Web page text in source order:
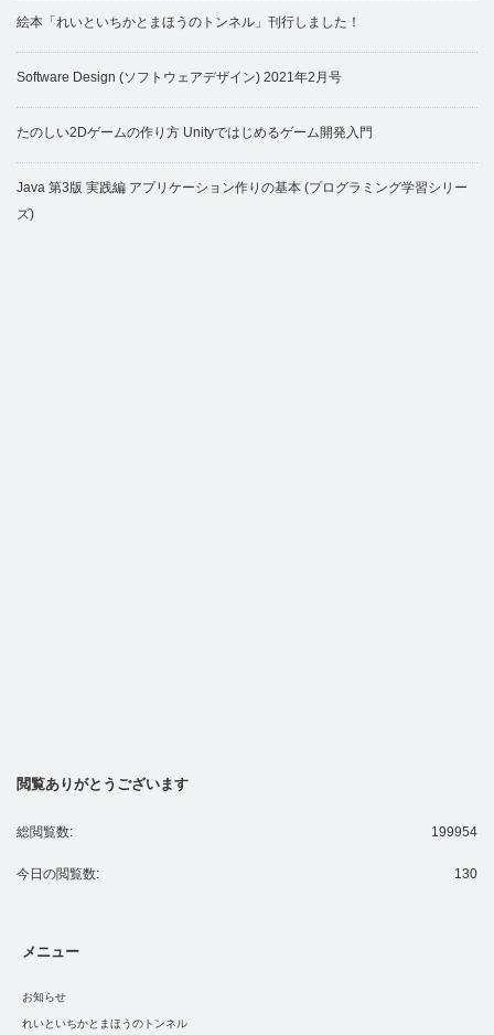
絵本「れいといちかとまほうのトンネル」刊行しました！
Software Design (ソフトウェアデザイン) 2021年2月号
たのしい2Dゲームの作り方 Unityではじめるゲーム開発入門
Java 第3版 実践編 アプリケーション作りの基本 (プログラミング学習シリー
ズ)
閲覧ありがとうございます
199954
総閲覧数:
130
今日の閲覧数:
メニュー
お知らせ
れいといちかとまほうのトンネル